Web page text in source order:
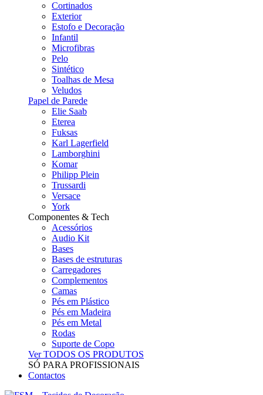
Cortinados
Exterior
Estofo e Decoração
Infantil
Microfibras
Pelo
Sintético
Toalhas de Mesa
Veludos
Papel de Parede
Elie Saab
Eterea
Fuksas
Karl Lagerfield
Lamborghini
Komar
Philipp Plein
Trussardi
Versace
York
Componentes & Tech
Acessórios
Audio Kit
Bases
Bases de estruturas
Carregadores
Complementos
Camas
Pés em Plástico
Pés em Madeira
Pés em Metal
Rodas
Suporte de Copo
Ver TODOS OS PRODUTOS
SÓ PARA PROFISSIONAIS
Contactos